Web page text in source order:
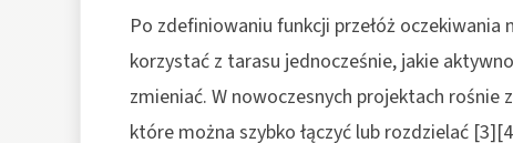
Po zdefiniowaniu funkcji przełóż
korzystać z tarasu jednocześnie, jakie
zmieniać. W nowoczesnych projektach rośnie
które można szybko łączyć lub rozdzielać